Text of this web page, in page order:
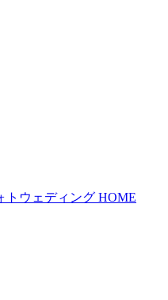
トウェディング HOME